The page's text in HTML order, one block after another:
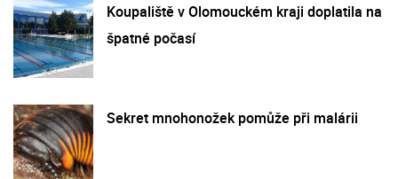
Koupaliště v Olomouckém kraji doplatila na
špatné počasí
Sekret mnohonožek pomůže při malárii